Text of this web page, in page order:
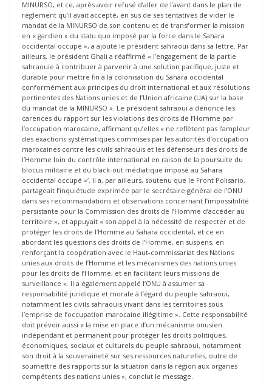
MINURSO, et ce, après avoir refusé d’aller de l’avant dans le plan de
règlement qu’il avait accepté, en sus de ses tentatives de vider le
mandat de la MINURSO de son contenu et de transformer la mission
en « gardien » du statu quo imposé par la force dans le Sahara
occidental occupé », a ajouté le président sahraoui dans sa lettre. Par
ailleurs, le président Ghali a réaffirmé « l’engagement de la partie
sahraouie à contribuer à parvenir à une solution pacifique, juste et
durable pour mettre fin à la colonisation du Sahara occidental
conformément aux principes du droit international et aux résolutions
pertinentes des Nations unies et de l’Union africaine (UA) sur la base
du mandat de la MINURSO ». Le président sahraoui a dénoncé les
carences du rapport sur les violations des droits de l’Homme par
l’occupation marocaine, affirmant qu’elles « ne reflètent pas l’ampleur
des exactions systématiques commises par les autorités d’occupation
marocaines contre les civils sahraouis et les défenseurs des droits de
l’Homme loin du contrôle international en raison de la poursuite du
blocus militaire et du black-out médiatique imposé au Sahara
occidental occupé »‘. Il a, par ailleurs, soutenu que le Front Polisario,
partageait l’inquiétude exprimée par le secrétaire général de l’ONU
dans ses recommandations et observations concernant l’impossibilité
persistante pour la Commission des droits de l’Homme d’accéder au
territoire », et appuyait « son appel à la nécessité de respecter et de
protéger les droits de l’Homme au Sahara occidental, et ce en
abordant les questions des droits de l’Homme, en suspens, en
renforçant la coopération avec le Haut-commissariat des Nations
unies aux droits de l’Homme et les mécanismes des nations unies
pour les droits de l’Homme, et en facilitant leurs missions de
surveillance ». Il a également appelé l’ONU à assumer sa
responsabilité juridique et morale à l’égard du peuple sahraoui,
notamment les civils sahraouis vivant dans les territoires sous
l’emprise de l’occupation marocaine illégitime ». Cette responsabilité
doit prévoir aussi « la mise en place d’un mécanisme onusien
indépendant et permanent pour protéger les droits politiques,
économiques, sociaux et culturels du peuple sahraoui, notamment
son droit à la souveraineté sur ses ressources naturelles, outre de
soumettre des rapports sur la situation dans la région aux organes
compétents des nations unies », conclut le message.